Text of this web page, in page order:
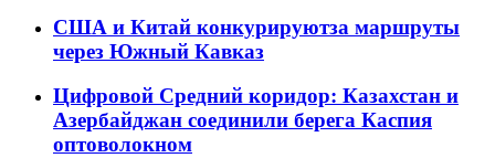
США и Китай конкурируютза маршруты
через Южный Кавказ
Цифровой Средний коридор: Казахстан и
Азербайджан соединили берега Каспия
оптоволокном